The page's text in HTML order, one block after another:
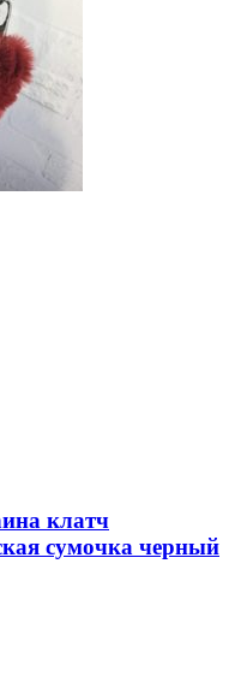
клатч
сумочка черный